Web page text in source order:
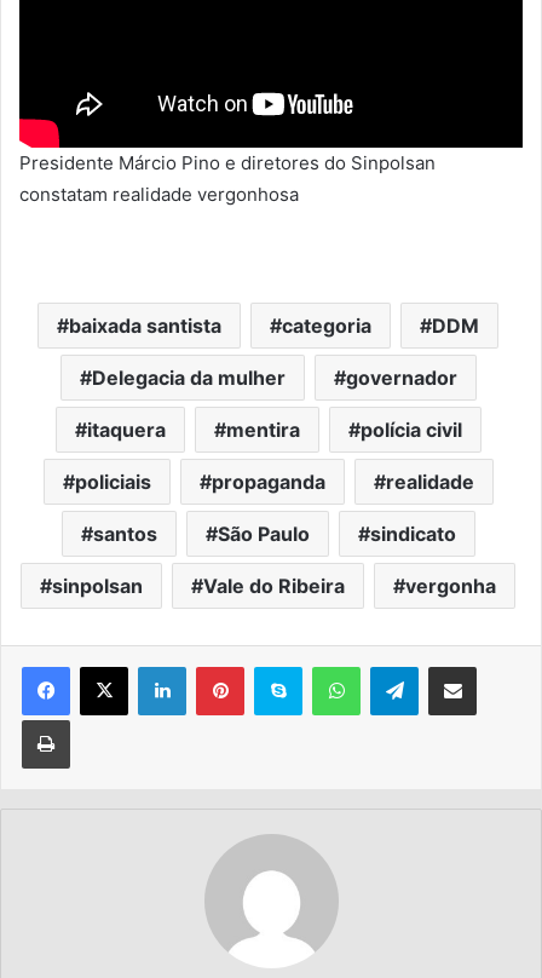
Presidente Márcio Pino e diretores do Sinpolsan
constatam realidade vergonhosa
baixada santista categoria DDM
Delegacia da mulher governador
itaquera mentira polícia civil
policiais propaganda realidade
santos São Paulo sindicato
sinpolsan Vale do Ribeira vergonha